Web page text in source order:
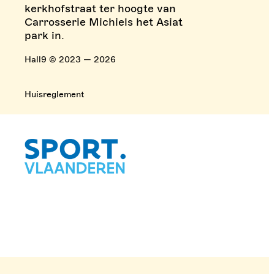
kerkhofstraat ter hoogte van
Carrosserie Michiels het Asiat
park in.
Hall9 © 2023 — 2026
Huisreglement